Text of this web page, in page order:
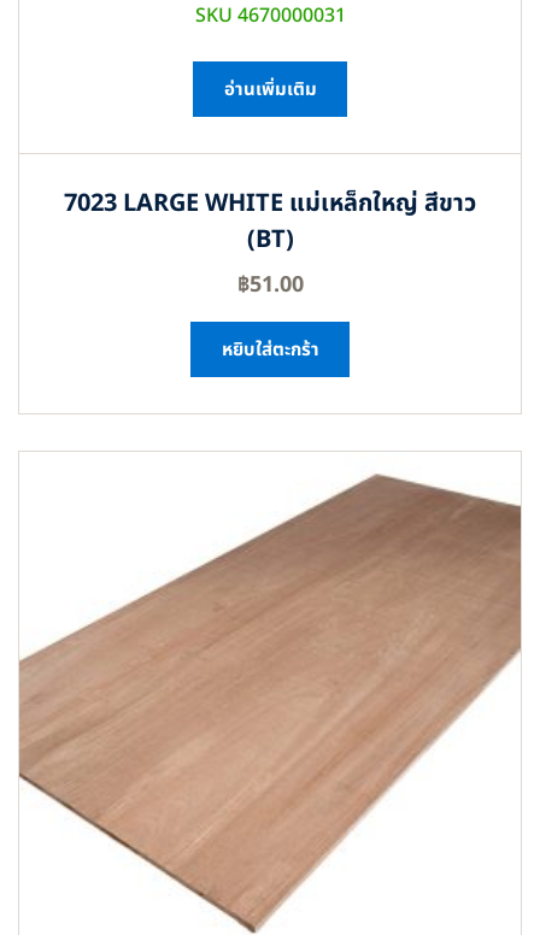
SKU 4670000031
อ่านเพิ่มเติม
7023 LARGE WHITE แม่เหล็กใหญ่ สีขาว
(BT)
฿51.00
หยิบใส่ตะกร้า